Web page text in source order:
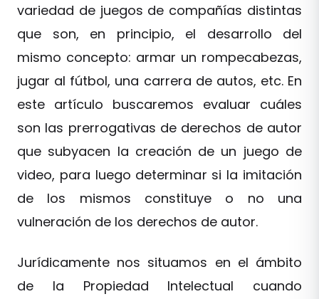
variedad de juegos de compañías distintas
que son, en principio, el desarrollo del
mismo concepto: armar un rompecabezas,
jugar al fútbol, una carrera de autos, etc. En
este artículo buscaremos evaluar cuáles
son las prerrogativas de derechos de autor
que subyacen la creación de un juego de
video, para luego determinar si la imitación
de los mismos constituye o no una
vulneración de los derechos de autor.
Jurídicamente nos situamos en el ámbito
de la Propiedad Intelectual cuando